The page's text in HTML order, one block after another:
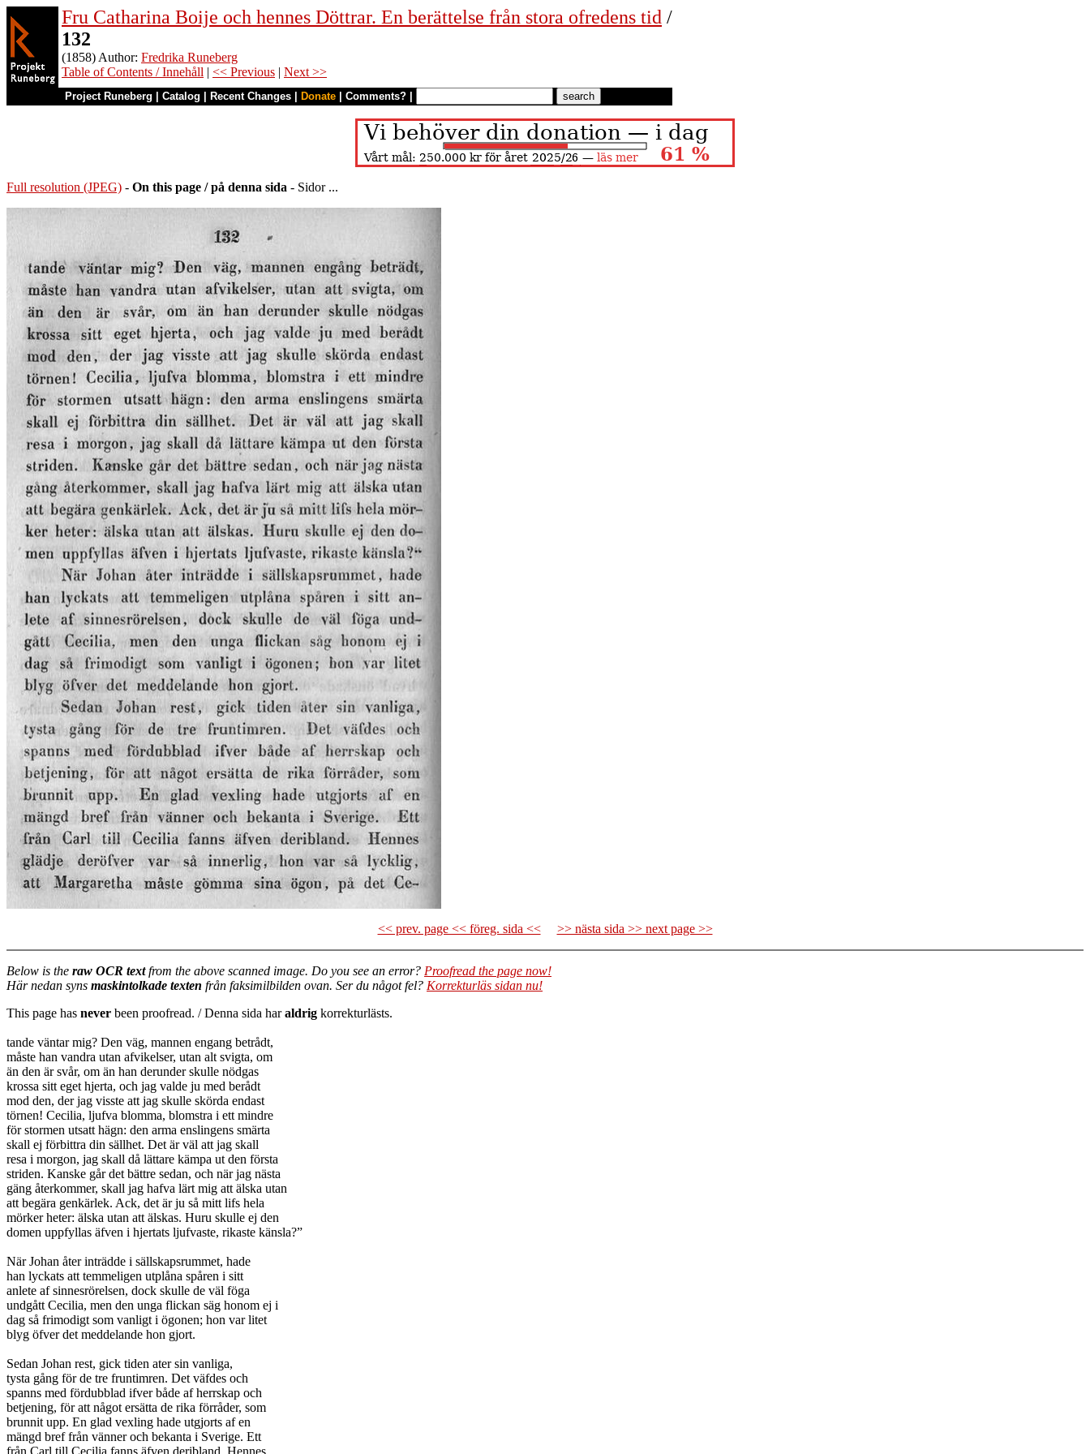
Fru Catharina Boije och hennes Döttrar. En berättelse från stora ofredens tid /
132
(1858) Author: Fredrika Runeberg
Table of Contents / Innehåll | << Previous | Next >>
Project Runeberg Catalog Recent Changes Donate Comments?
Full resolution (JPEG) - On this page / på denna sida - Sidor ...
<< prev. page << föreg. sida << >> nästa sida >> next page >>
Below is the raw OCR textfrom the above scanned image. Do you see an error? Proofread the page now!
Här nedan syns maskintolkade texten från faksimilbilden ovan. Ser du något fel? Korrekturläs sidan nu!
This page has never been proofread. / Denna sida haraldrig korrekturlästs.
tande väntar mig? Den väg, mannen engang betrådt,
måste han vandra utan afvikelser, utan alt svigta, om
än den är svår, om än han derunder skulle nödgas
krossa sitt eget hjerta, och jag valde ju med berådt
mod den, der jag visste att jag skulle skörda endast
törnen! Cecilia, ljufva blomma, blomstra i ett mindre
för stormen utsatt hägn: den arma enslingens smärta
skall ej förbittra din sällhet. Det är väl att jag skall
resa i morgon, jag skall då lättare kämpa ut den första
striden. Kanske går det bättre sedan, och när jag nästa
gäng återkommer, skall jag hafva lärt mig att älska utan
att begära genkärlek. Ack, det är ju så mitt lifs hela
mörker heter: älska utan att älskas. Huru skulle ej den
domen uppfyllas äfven i hjertats ljufvaste, rikaste känsla?”
När Johan åter inträdde i sällskapsrummet, hade
han lyckats att temmeligen utplåna spåren i sitt
anlete af sinnesrörelsen, dock skulle de väl föga
undgått Cecilia, men den unga flickan säg honom ej i
dag så frimodigt som vanligt i ögonen; hon var litet
blyg öfver det meddelande hon gjort.
Sedan Johan rest, gick tiden ater sin vanliga,
tysta gång för de tre fruntimren. Det väfdes och
spanns med fördubblad ifver både af herrskap och
betjening, för att något ersätta de rika förråder, som
brunnit upp. En glad vexling hade utgjorts af en
mängd bref från vänner och bekanta i Sverige. Ett
från Carl till Cecilia fanns äfven deribland. Hennes